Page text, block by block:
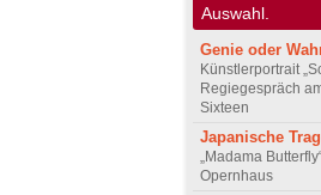
Auswahl.
Genie oder
Künstlerportrait
Regiegespräch
Sixteen
Japanische
„Madama
Opernhaus